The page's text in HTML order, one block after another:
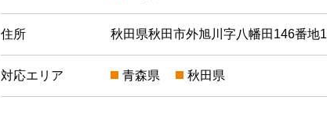
住所 秋田県秋田市外旭川字八幡田146番地1
対応エリア 青森県 秋田県